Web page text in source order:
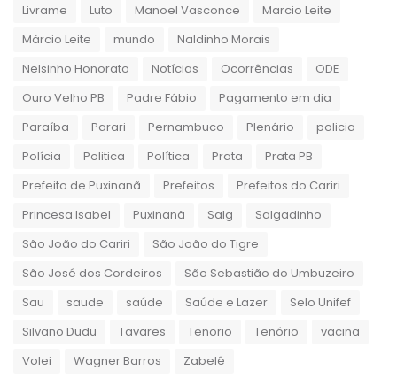
Livrame
Luto Manoel Vasconce
Marcio Leite
Márcio Leite
mundo
Naldinho Morais
Nelsinho Honorato
Notícias Ocorrências
ODE
Ouro Velho PB
Padre Fábio
Pagamento em dia
Paraíba
Parari Pernambuco Plenário
policia
Polícia
Politica Política Prata
Prata PB
Prefeito de Puxinanã
Prefeitos
Prefeitos do Cariri
Princesa Isabel
Puxinanã Salg
Salgadinho
São João do Cariri
São João do Tigre
São José dos Cordeiros
São Sebastião do Umbuzeiro
Sau
saude saúde Saúde e Lazer
Selo Unifef
Silvano Dudu
Tavares Tenorio Tenório
vacina
Volei
Wagner Barros Zabelê